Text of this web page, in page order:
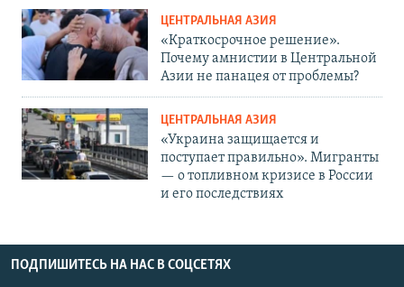
ЦЕНТРАЛЬНАЯ АЗИЯ
«Краткосрочное решение».
Почему амнистии в Центральной
Азии не панацея от проблемы?
ЦЕНТРАЛЬНАЯ АЗИЯ
«Украина защищается и
поступает правильно». Мигранты
— о топливном кризисе в России
и его последствиях
ПОДПИШИТЕСЬ НА НАС В СОЦСЕТЯХ